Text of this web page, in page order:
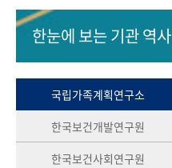
50+1 주년 기념
세계와 함께 한 KIHASA
VR 역사관
한눈에 보는기관 역사
국립가족계획연구소
한국보건개발연구원
한국보건사회연구원